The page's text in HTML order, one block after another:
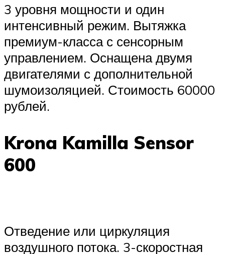
3 уровня мощности и один
интенсивный режим. Вытяжка
премиум-класса с сенсорным
управлением. Оснащена двумя
двигателями с дополнительной
шумоизоляцией. Стоимость 60000
рублей.
Krona Kamilla Sensor
600
Отведение или циркуляция
воздушного потока. 3-скоростная